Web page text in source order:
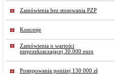
Zamówienia bez stosowania PZP
Koncesje
Zamówienia o wartości
nieprzekraczającej 30.000 euro
Postępowania poniżej 130 000 zł